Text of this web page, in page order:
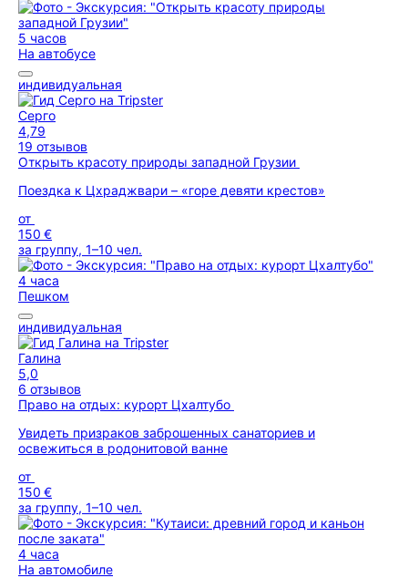
5 часов
На автобусе
индивидуальная
Серго
4,79
19 отзывов
Открыть красоту природы западной Грузии
Поездка к Цхраджвари – «горе девяти крестов»
от
150 €
за группу, 1–10 чел.
4 часа
Пешком
индивидуальная
Галина
5,0
6 отзывов
Право на отдых: курорт Цхалтубо
Увидеть призраков заброшенных санаториев и
освежиться в родонитовой ванне
от
150 €
за группу, 1–10 чел.
4 часа
На автомобиле